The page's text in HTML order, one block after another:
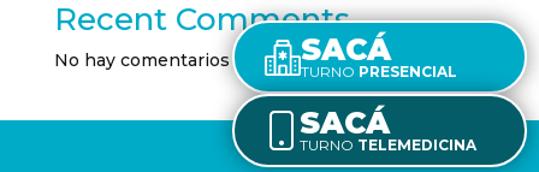
Recent Comments
No hay comentarios que mostrar.SACÁ
TURNO PRESENCIAL
SACÁ
TURNO TELEMEDICINA